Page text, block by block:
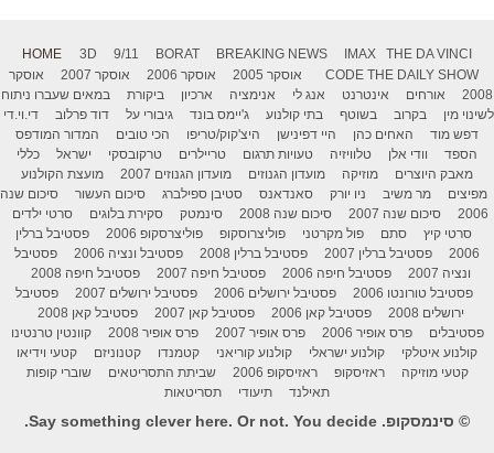
HOME 3D 9/11 BORAT BREAKING NEWS IMAX
THE DA VINCI
CODE THE DAILY SHOW אוסקר 2005 אוסקר 2006 אוסקר 2007
אוסקר
2008
אורחים אינטרנט אנג לי אנימציה ארכיון ביקורת
במאים שעברו ניתוח
לשינוי מין
בקרוב בשוטף בתי קולנוע ג'יימס בונד גיבורי על דוד פרלוב
די.וי.די
דפש מוד
האחים כהן היי דפינישן היצ'קוק/טריפו הכי טובים
המדור המודפס
הספד
וודי אלן טלוויזיה טעויות תרגום טריילרים טרקובסקי ישראל
כללי
מאבק היוצרים
מוזיקה מועדון הגנוזים מועדון הגנוזים 2007
מועצת הקולנוע
מפיצים
מר משיב ניו יורק סאנדאנס סטיבן ספילברג סיכום העשור
סיכום שנה
2006
סיכום שנה 2007 סיכום שנה 2008 סינמטק סקירת בלוגים
סרטי ילדים
סרטי קיץ
סתם פול מקרטני פוליצרוסקופ פוליצרסקופ 2006
פסטיבל ברלין
2006
פסטיבל ברלין 2007 פסטיבל ברלין 2008 פסטיבל ונציה 2006
פסטיבל
ונציה 2007
פסטיבל חיפה 2006 פסטיבל חיפה 2007
פסטיבל חיפה 2008
פסטיבל טורונטו 2006
פסטיבל ירושלים 2006 פסטיבל ירושלים 2007
פסטיבל
ירושלים 2008
פסטיבל קאן 2006 פסטיבל קאן 2007
פסטיבל קאן 2008
פסטיבלים
פרס אופיר 2006 פרס אופיר 2007 פרס אופיר 2008
קוונטין טרנטינו
קולנוע איטלקי
קולנוע ישראלי קולנוע קוריאני קטמנדו קטנוניזם
קטעי וידיאו
קטעי מוזיקה
ראזיסקופ ראזיסקופ 2006 שביתת התסריטאים
שוברי קופות
תאילנד
תיעודי תסריטאות
© סינמסקופ. Say something clever here. Or not. You decide.